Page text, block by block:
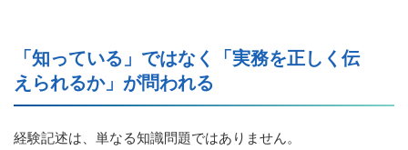
「知っている」ではなく「実務を正しく伝
えられるか」が問われる
経験記述は、単なる知識問題ではありません。